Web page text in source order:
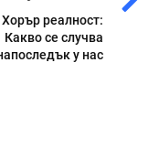
Хорър реалност:
Какво се случва
у нас